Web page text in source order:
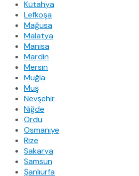
Kütahya
Lefkoşa
Mağusa
Malatya
Manisa
Mardin
Mersin
Muğla
Muş
Nevşehir
Niğde
Ordu
Osmaniye
Rize
Sakarya
Samsun
Şanlıurfa